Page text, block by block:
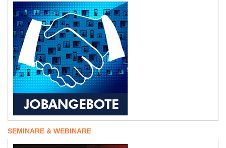
SEMINARE & WEBINARE